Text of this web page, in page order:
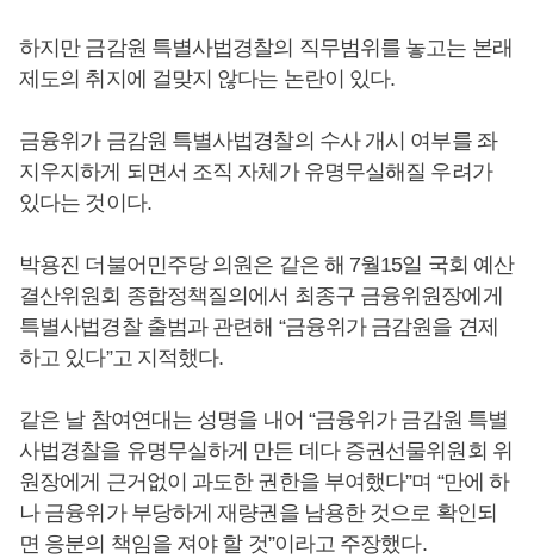
하지만 금감원 특별사법경찰의 직무범위를 놓고는 본래
제도의 취지에 걸맞지 않다는 논란이 있다.
금융위가 금감원 특별사법경찰의 수사 개시 여부를 좌
지우지하게 되면서 조직 자체가 유명무실해질 우려가
있다는 것이다.
박용진 더불어민주당 의원은 같은 해 7월15일 국회 예산
결산위원회 종합정책질의에서 최종구 금융위원장에게
특별사법경찰 출범과 관련해 “금융위가 금감원을 견제
하고 있다”고 지적했다.
같은 날 참여연대는 성명을 내어 “금융위가 금감원 특별
사법경찰을 유명무실하게 만든 데다 증권선물위원회 위
원장에게 근거없이 과도한 권한을 부여했다”며 “만에 하
나 금융위가 부당하게 재량권을 남용한 것으로 확인되
면 응분의 책임을 져야 할 것”이라고 주장했다.